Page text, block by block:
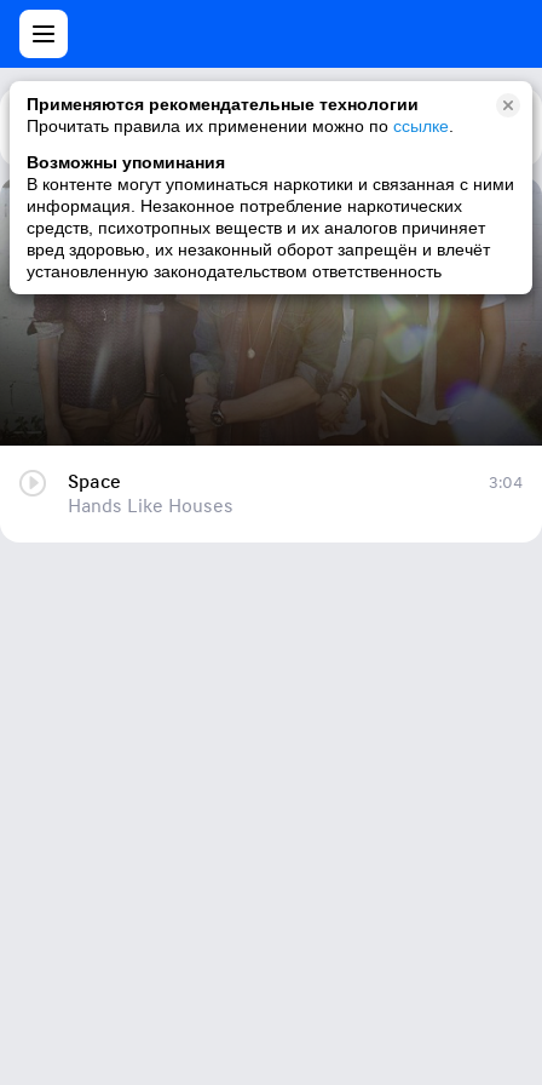
Применяются рекомендательные технологии
Прочитать правила их применении можно по ссылке
Возможны упоминания
В контенте могут упоминаться наркотики и связанная с ними
информация. Незаконное потребление наркотических
средств, психотропных веществ и их аналогов причиняет
вред здоровью, их незаконный оборот запрещён и влечёт
установленную законодательством ответственность
Каталог Рекомендации
Space
Hands Like Houses
Space
Hands Like Houses
3:04